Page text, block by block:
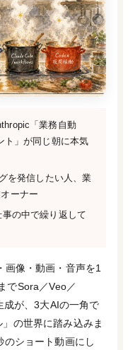
「業務自動
ト」が同じ朝に本気
を発信したい人、業
ーナー
事の中で繰り返して
像・動画・音声を1
でSora／Veo／
成が、3大AIの一角で
」の世界に踏み込みま
のショート動画にし